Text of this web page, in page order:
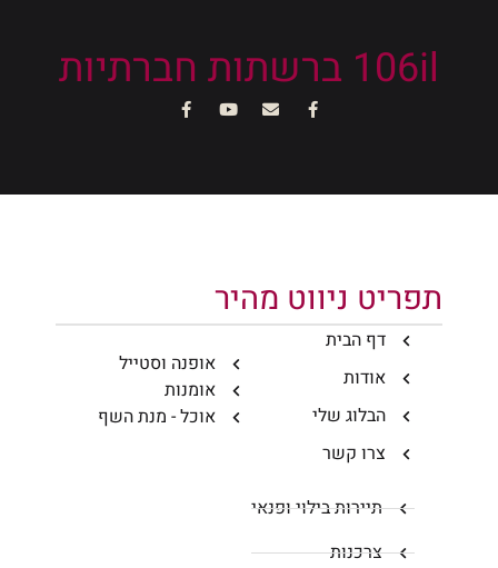
106il ברשתות חברתיות
תפריט ניווט מהיר
דף הבית
אודות
הבלוג שלי
צרו קשר
אופנה וסטייל
אומנות
אוכל - מנת השף
תיירות בילוי ופנאי
צרכנות